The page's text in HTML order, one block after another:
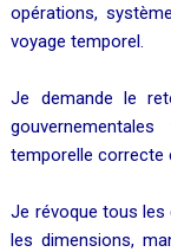
opérations,
voyage temporel.
Je demande le
temporelle correcte
Je révoque tous
les dimensions,